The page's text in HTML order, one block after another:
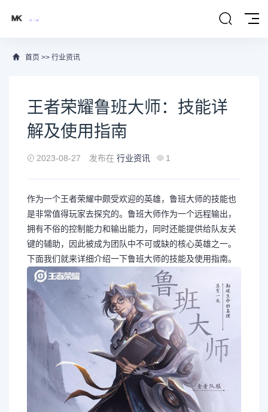
首页 >> 行业资讯
王者荣耀鲁班大师：技能详
解及使用指南
2023-08-27 发布在 行业资讯 1
作为一个王者荣耀中颇受欢迎的英雄，鲁班大师的技能也
是非常值得玩家去探究的。鲁班大师作为一个远程输出，
拥有不俗的控制能力和输出能力，同时还能提供给队友关
键的辅助，因此被成为团队中不可或缺的核心英雄之一。
下面我们就来详细介绍一下鲁班大师的技能及使用指南。